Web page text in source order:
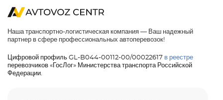
Наша транспортно-логистическая компания — Ваш надежный
партнер в сфере профессиональных автоперевозок!
Цифровой профиль GL-B044-00112-00/00022617 в реестре
перевозчиков «ГосЛог» Министерства транспорта Российской
Федерации.